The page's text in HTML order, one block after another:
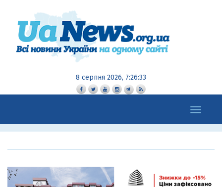
8 серпня 2026, 7:26:34
Toggle
navigation